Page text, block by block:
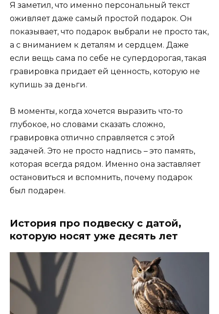
Я заметил, что именно персональный текст
оживляет даже самый простой подарок. Он
показывает, что подарок выбрали не просто так,
а с вниманием к деталям и сердцем. Даже
если вещь сама по себе не супердорогая, такая
гравировка придает ей ценность, которую не
купишь за деньги.
В моменты, когда хочется выразить что-то
глубокое, но словами сказать сложно,
гравировка отлично справляется с этой
задачей. Это не просто надпись – это память,
которая всегда рядом. Именно она заставляет
остановиться и вспомнить, почему подарок
был подарен.
История про подвеску с датой,
которую носят уже десять лет